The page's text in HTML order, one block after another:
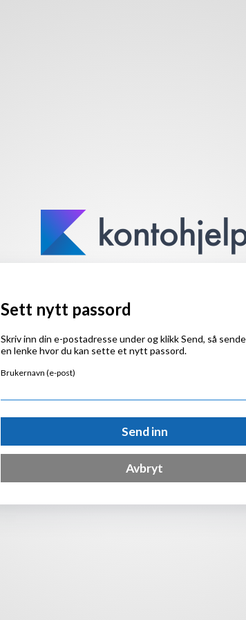
Sett nytt passord
Skriv inn din e-postadresse under og klikk Send, så
en lenke hvor du kan sette et nytt passord.
Brukernavn (e-post)
Send inn
Avbryt